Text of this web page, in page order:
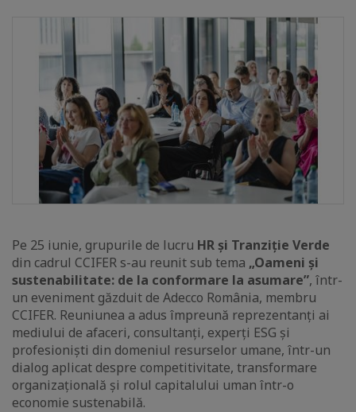
Pe 25 iunie, grupurile de lucru HR și Tranziție Verde
din cadrul CCIFER s-au reunit sub tema „Oameni și
sustenabilitate: de la conformare la asumare”, într-
un eveniment găzduit de Adecco România, membru
CCIFER. Reuniunea a adus împreună reprezentanți ai
mediului de afaceri, consultanți, experți ESG și
profesioniști din domeniul resurselor umane, într-un
dialog aplicat despre competitivitate, transformare
organizațională și rolul capitalului uman într-o
economie sustenabilă.